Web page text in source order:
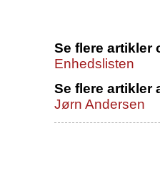
Se flere artikler
Enhedslisten
Se flere artikler
Jørn Andersen